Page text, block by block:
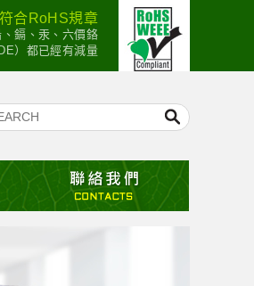
合RoHS規章
鎘、汞、六價鉻
）都已經有減量